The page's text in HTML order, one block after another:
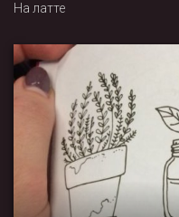
На латте